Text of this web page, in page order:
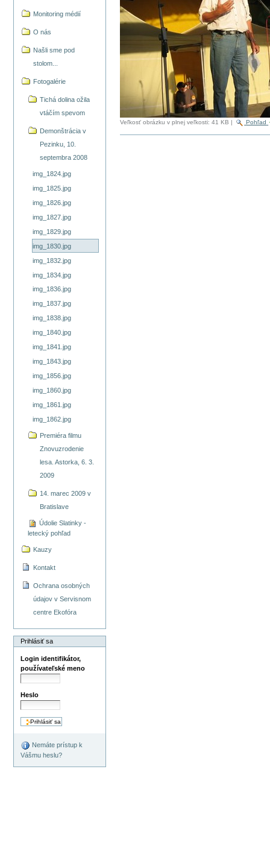
Monitoring médií
O nás
Našli sme pod
stolom...
Fotogalérie
Tichá dolina ožila
vtáčím spevom
Demonštrácia v
Pezinku, 10.
septembra 2008
img_1824.jpg
img_1825.jpg
img_1826.jpg
img_1827.jpg
img_1829.jpg
img_1830.jpg
img_1832.jpg
img_1834.jpg
img_1836.jpg
img_1837.jpg
img_1838.jpg
img_1840.jpg
img_1841.jpg
img_1843.jpg
img_1856.jpg
img_1860.jpg
img_1861.jpg
img_1862.jpg
Premiéra filmu
Znovuzrodenie
lesa. Astorka, 6. 3.
2009
14. marec 2009 v
Bratislave
Údolie Slatinky -
letecký pohľad
Kauzy
Kontakt
Ochrana osobných
údajov v Servisnom
centre Ekofóra
Prihlásiť sa
Login identifikátor,
používateľské meno
Heslo
Nemáte prístup k
Vášmu heslu?
Veľkosť obrázku v plnej veľkosti: 41 KB | Pohľad